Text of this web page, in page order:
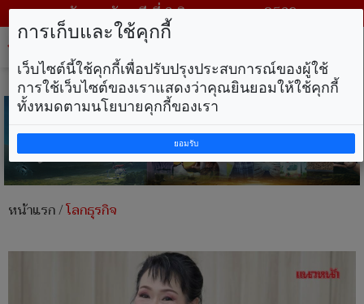
วันพฤหัสบดี ที่ 6 สิงหาคม พ.ศ. 2569
หน้าแรก/โลกธุรกิจ
การเก็บและใช้คุกกี้
เว็บไซต์นี้ใช้คุกกี้เพื่อปรับปรุงประสบการณ์ของผู้ใช้
การใช้เว็บไซต์ของเราแสดงว่าคุณยินยอมให้ใช้คุกกี้
ทั้งหมดตามนโยบายคุกกี้ของเรา
ยอมรับ